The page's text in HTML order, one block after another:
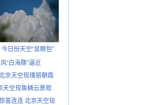
今日份天空“显眼包”
“白海豚”逼近
京天空现瑰丽朝霞
天空现鱼鳞云景观
喜连连 北京天空现